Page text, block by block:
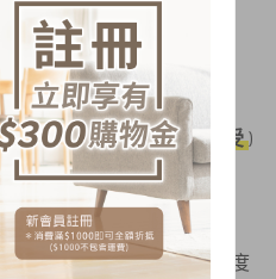
理需求
燒烤、乾果、上烤、下烤)
制時間，低溫慢烤奢華享受)
食材鎖水更軟嫩
料理才美味
熱能反射、增加烘烤均勻度